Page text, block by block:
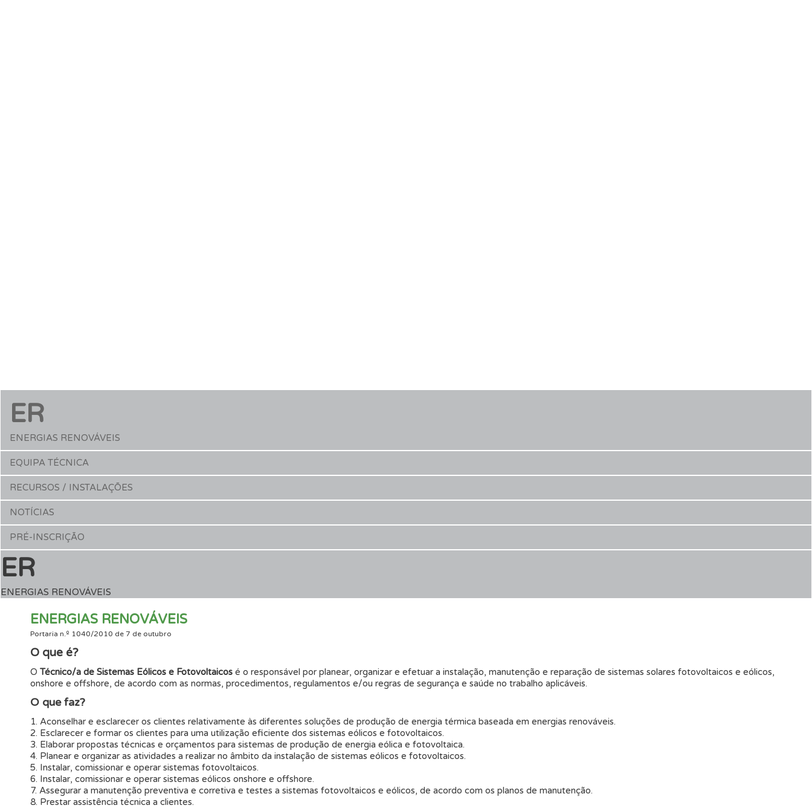
ER
ENERGIAS RENOVÁVEIS
EQUIPA TÉCNICA
RECURSOS / INSTALAÇÕES
NOTÍCIAS
PRÉ-INSCRIÇÃO
ER
ENERGIAS RENOVÁVEIS
ENERGIAS RENOVÁVEIS
Portaria n.º 1040/2010 de 7 de outubro
O que é?
O Técnico/a de Sistemas Eólicos e Fotovoltaicos é o responsável por planear, organizar e efetuar a instalação, manutenção e reparação de sistemas solares fotovoltaicos e eólicos,
onshore e offshore, de acordo com as normas, procedimentos, regulamentos e/ou regras de segurança e saúde no trabalho aplicáveis.
O que faz?
1. Aconselhar e esclarecer os clientes relativamente às diferentes soluções de produção de energia térmica baseada em energias renováveis.
2. Esclarecer e formar os clientes para uma utilização eficiente dos sistemas eólicos e fotovoltaicos.
3. Elaborar propostas técnicas e orçamentos para sistemas de produção de energia eólica e fotovoltaica.
4. Planear e organizar as atividades a realizar no âmbito da instalação de sistemas eólicos e fotovoltaicos.
5. Instalar, comissionar e operar sistemas fotovoltaicos.
6. Instalar, comissionar e operar sistemas eólicos onshore e offshore.
7. Assegurar a manutenção preventiva e corretiva e testes a sistemas fotovoltaicos e eólicos, de acordo com os planos de manutenção.
8. Prestar assistência técnica a clientes.